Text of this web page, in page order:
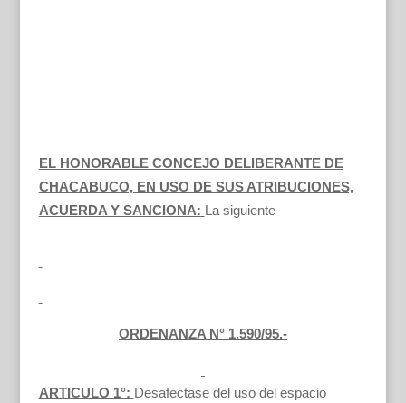
EL HONORABLE CONCEJO DELIBERANTE DE
CHACABUCO, EN USO DE SUS ATRIBUCIONES,
ACUERDA Y SANCIONA: La siguiente
ORDENANZA N° 1.590/95.-
ARTICULO 1°: Desafectase del uso del espacio